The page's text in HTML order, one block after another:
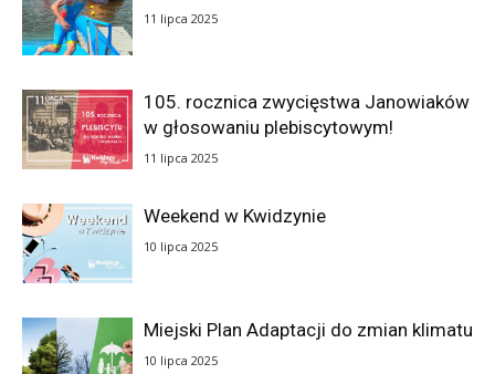
11 lipca 2025
105. rocznica zwycięstwa Janowiaków
w głosowaniu plebiscytowym!
11 lipca 2025
Weekend w Kwidzynie
10 lipca 2025
Miejski Plan Adaptacji do zmian klimatu
10 lipca 2025